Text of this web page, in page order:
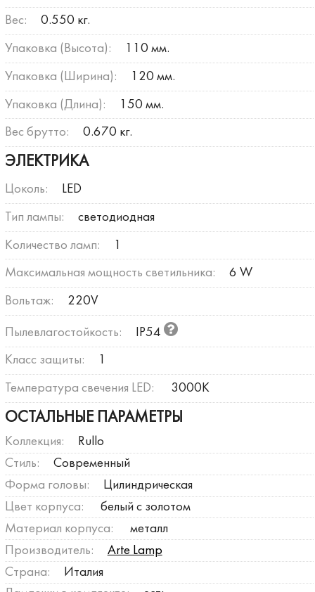
Вес: 0.550 кг.
Упаковка (Высота): 110 мм.
Упаковка (Ширина): 120 мм.
Упаковка (Длина): 150 мм.
Вес брутто: 0.670 кг.
ЭЛЕКТРИКА
Цоколь: LED
Тип лампы: светодиодная
Количество ламп: 1
Максимальная мощность светильника: 6 W
Вольтаж: 220V
Пылевлагостойкость: IP54
Класс защиты:
Температура свечения LED: 3000К
ОСТАЛЬНЫЕ ПАРАМЕТРЫ
Коллекция:
Rullo
Стиль:
Современный
Форма головы:
Цилиндрическая
Цвет корпуса:
белый с золотом
Материал корпуса:
металл
Производитель:
Arte Lamp
Страна:
Италия